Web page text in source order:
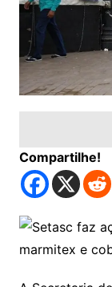
Compartilhe!